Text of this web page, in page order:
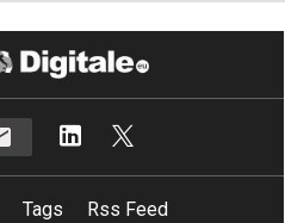
Tags
Rss Feed